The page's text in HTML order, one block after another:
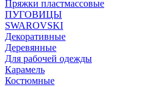
Пряжки пластмассовые
ПУГОВИЦЫ
SWAROVSKI
Декоративные
Деревянные
Для рабочей одежды
Карамель
Костюмные